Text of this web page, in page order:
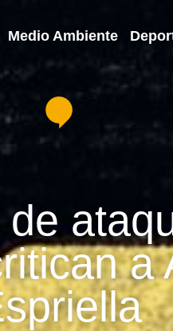
Medio Ambiente
a